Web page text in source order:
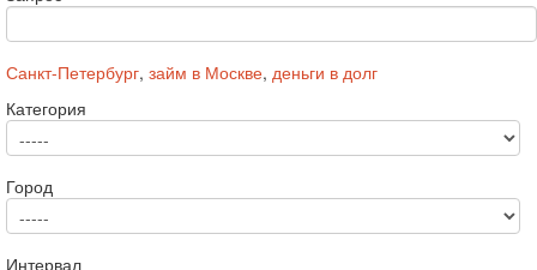
Санкт-Петербург, займ в Москве, деньги в долг
Категория
Город
Интервал